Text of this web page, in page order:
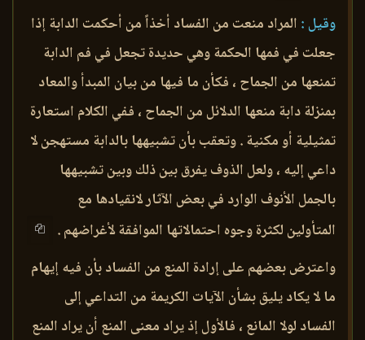
وقيل : المراد منعت من الفساد أخذاً من أحكمت الدابة إذا
جعلت في فمها الحكمة وهي حديدة تجعل في فم الدابة
تمنعها من الجماح ، فكأن ما فيها من بيان المبدأ والمعاد
بمنزلة دابة منعها الدلائل من الجماح ، ففي الكلام استعارة
تمثيلية أو مكنية . وتعقب بأن تشبيهها بالدابة مستهجن لا
داعي إليه ، ولعل الذوف يفرق بين ذلك وبين تشبيهها
بالجمل الأنوف الوارد في بعض الآثار لانقيادها مع
المتأولين لكثرة وجوه احتمالاتها الموافقة لأغراضهم .
واعترض بعضهم على إرادة المنع من الفساد بأن فيه إيهام
ما لا يكاد يليق بشأن الآيات الكريمة من التداعي إلى
الفساد لولا المانع ، فالأول إذ يراد معنى المنع أن يراد المنع